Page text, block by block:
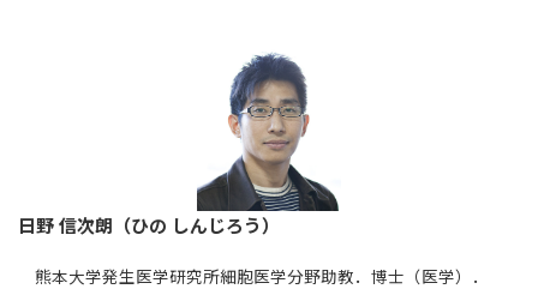
日野 信次朗（ひの しんじろう）
熊本大学発生医学研究所細胞医学分野助教．博士（医学）．